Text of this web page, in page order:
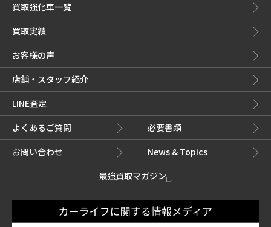
買取強化車一覧
買取実績
お客様の声
店舗・スタッフ紹介
LINE査定
よくあるご質問
必要書類
お問い合わせ
News & Topics
最強買取マガジン